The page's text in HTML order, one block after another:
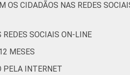
OS CIDADÃOS NAS REDES
REDES SOCIAIS ON-LINE
MESES
PELA INTERNET